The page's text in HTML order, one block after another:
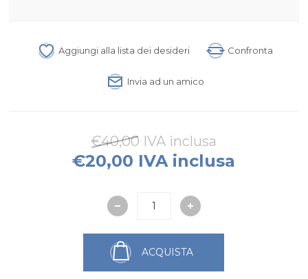
Aggiungi alla lista dei desideri Confronta
Invia ad un amico
€40,00 IVA inclusa
€20,00 IVA inclusa
ACQUISTA